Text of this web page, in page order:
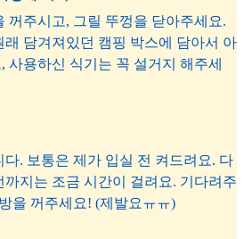
꺼주시고, 그릴 뚜껑을 닫아주세요.
담겨져있던 캠핑 박스에 담아서 아
사용하신 식기는 꼭 설거지 해주세
. 보통은 제가 입실 전 켜드려요. 다
지는 조금 시간이 걸려요. 기다려주
을 꺼주세요! (제발요ㅠㅠ)